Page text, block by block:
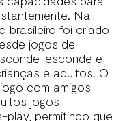
Na
brasileiro foi criado
jogos de
esconde e
e adultos. O
com amigos
jogos
permitindo que